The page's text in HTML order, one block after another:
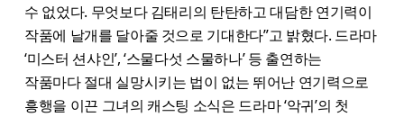
수 없었다. 무엇보다 김태리의 탄탄하고 대담한 연기력이
작품에 날개를 달아줄 것으로 기대한다”고 밝혔다. 드라마
‘미스터 션샤인’, ‘스물다섯 스물하나’ 등 출연하는
작품마다 절대 실망시키는 법이 없는 뛰어난 연기력으로
흥행을 이끈 그녀의 캐스팅 소식은 드라마 ‘악귀’의 첫